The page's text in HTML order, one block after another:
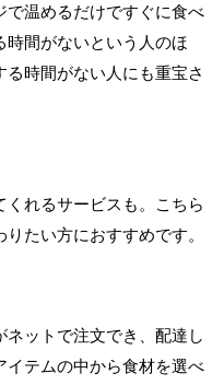
で温めるだけですぐに食べ
時間がないという人のほ
時間がない人にも重宝さ
れるサービスも。こちら
たい方におすすめです。
ットで注文でき、配達し
イテムの中から食材を選べ